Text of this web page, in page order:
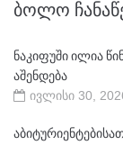
ᲑᲝᲚᲝ
ნაკიფუში ილია
აშენდება
ივლისი 30,